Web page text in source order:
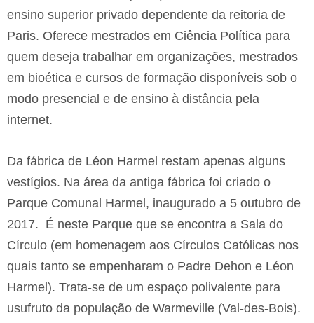
ensino superior privado dependente da reitoria de
Paris. Oferece mestrados em Ciência Política para
quem deseja trabalhar em organizações, mestrados
em bioética e cursos de formação disponíveis sob o
modo presencial e de ensino à distância pela
internet.
Da fábrica de Léon Harmel restam apenas alguns
vestígios. Na área da antiga fábrica foi criado o
Parque Comunal Harmel, inaugurado a 5 outubro de
2017. É neste Parque que se encontra a Sala do
Círculo (em homenagem aos Círculos Católicas nos
quais tanto se empenharam o Padre Dehon e Léon
Harmel). Trata-se de um espaço polivalente para
usufruto da população de Warmeville (Val-des-Bois).